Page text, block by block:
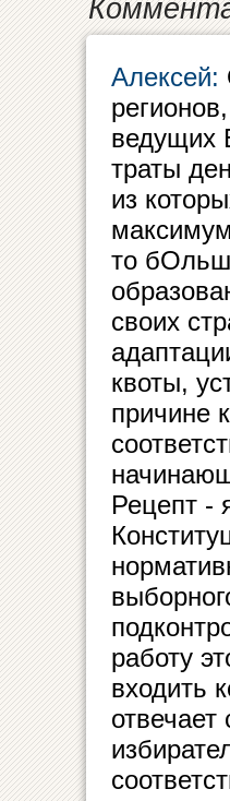
Алексей:
ведущих
траты
из
то
своих
квоты,
причине
Рецепт -
работу
входить